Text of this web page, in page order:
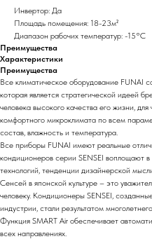
Инвертор: Да
Площадь помещения: 18-23м²
Диапазон рабочих температур: -15°С
Преимущества
Характеристики
Преимущества
Все климатическое оборудование FUNAI
которая является стратегической идеей
человека высокого качества его жизни,
комфортного микроклимата по всем
состав, влажность и температура.
Все приборы FUNAI имеют реальные
кондиционеров серии SENSEI воплощают
технологий, тенденции дизайнерской
Сенсей в японской культуре – это
человеку. Кондиционеры SENSEI,
индустрии, стали результатом
Функция SMART Air обеспечивает
всех направлениях.